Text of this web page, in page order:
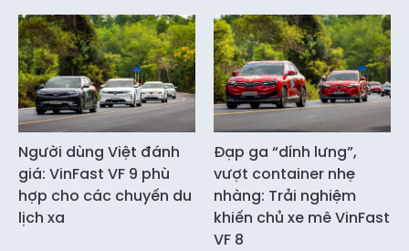
Người dùng Việt đánh
giá: VinFast VF 9 phù
hợp cho các chuyến du
lịch xa
Đạp ga “dính lưng”,
vượt container nhẹ
nhàng: Trải nghiệm
khiến chủ xe mê VinFast
VF 8